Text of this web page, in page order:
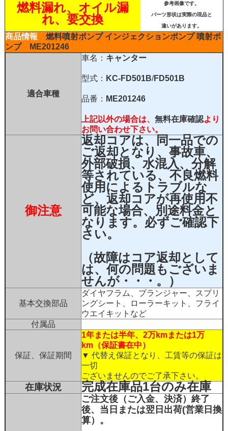
燃料漏れ、オイル漏
れ、要交換
参考画像です。
パーツ形状は実際の現品と
違いがあります。
商品情報 燃料噴射ポンプ インジェクションポンプ 噴射ポ
ンプ
ME201246
適合車種
車名： キャンター
型式： KC-FD501B/FD501B
品番： ME201246
上記以外の場合は、 無料在庫確認より
お問い合わせ下さい。
御注意
返却コアは、同一品での
ご返却となり、事故車、
外部破損、水混入、分解
等されている、不良燃料
使用によるトラブルな
ど、返却コアが再使用不
可能な場合、別途料金と
なります。必ずご確認下
さい。
（故障はコア返却として
は、何の問題もございま
せんが・・・。）
基本交換部品
ダイヤフラム、プランジャー、スプリ
ングシート、ローラーキット、フライ
ウエイキットなど
付属品
保証、保証期間
1年または半年、2万kmまたは1万
km（保証書在中）
▼ 代替え保証となり、工賃等の保証は
一切
ございませんのでご了承下さい。
在庫状況 完成在庫品1台のみ在庫
ご注文後（ご入金、決済）終了
後、当日または翌日出荷(営業日換
算）。